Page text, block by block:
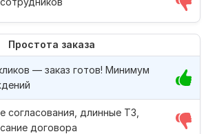
Простота заказа
согласования, длинные ТЗ,
договора
— заказ готов! Минимум